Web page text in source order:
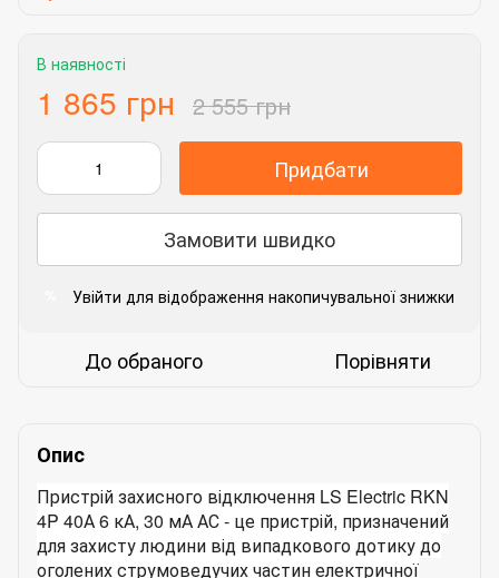
В наявності
1 865 грн 2 555 грн
Придбати
Замовити швидко
Увійти для відображення накопичувальної знижки
До обраного Порівняти
Опис
Пристрій захисного відключення LS Electric RKN
4P 40А 6 кА, 30 мА АС - це пристрій, призначений
для захисту людини від випадкового дотику до
оголених струмоведучих частин електричної